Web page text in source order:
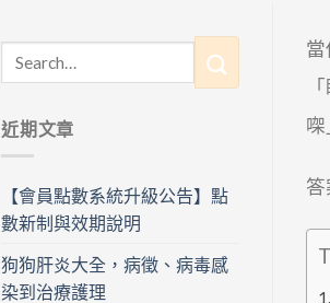
近期文章
【會員點數系統升級公告】點
數新制與效期說明
狗狗肝炎大全，病徵、病毒感
染到治療護理
㗎
答